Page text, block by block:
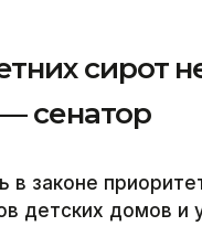
сирот
сенатор
законе
детских домов и